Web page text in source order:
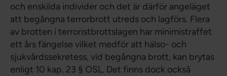
och enskilda individer och det är därför angeläget
att begångna terrorbrott utreds och lagförs. Flera
av brotten i terroristbrottslagen har minimistraffet
ett års fängelse vilket medför att hälso- och
sjukvårdssekretess, vid begångna brott, kan brytas
enligt 10 kap. 23 § OSL. Det finns dock också